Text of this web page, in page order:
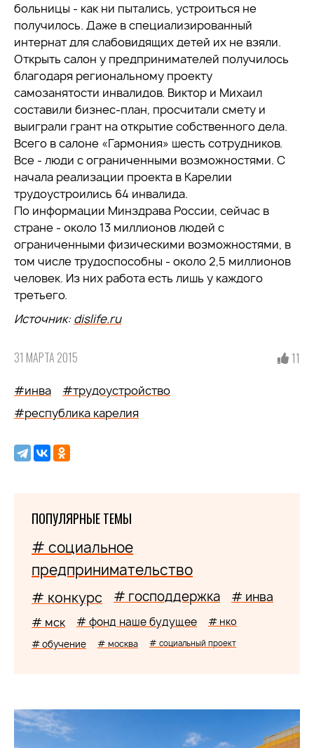
больницы - как ни пытались, устроиться не
получилось. Даже в специализированный
интернат для слабовидящих детей их не взяли.
Открыть салон у предпринимателей получилось
благодаря региональному проекту
самозанятости инвалидов. Виктор и Михаил
составили бизнес-план, просчитали смету и
выиграли грант на открытие собственного дела.
Всего в салоне «Гармония» шесть сотрудников.
Все - люди с ограниченными возможностями. С
начала реализации проекта в Карелии
трудоустроились 64 инвалида.
По информации Минздрава России, сейчас в
стране - около 13 миллионов людей с
ограниченными физическими возможностями, в
том числе трудоспособны - около 2,5 миллионов
человек. Из них работа есть лишь у каждого
третьего.
Источник: dislife.ru
31 МАРТА 2015 11
#инва
#трудоустройство
#республика карелия
ПОПУЛЯРНЫЕ ТЕМЫ
# социальное
предпринимательство
# конкурс # господдержка # инва
# мск # фонд наше будущее # нко
# обучение # москва # социальный проект